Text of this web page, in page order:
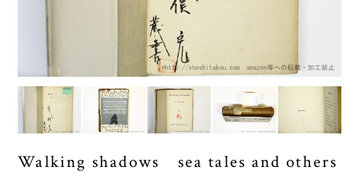
Walking shadows sea tales and others